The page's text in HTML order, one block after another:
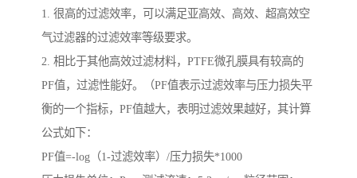
1. 很高的过滤效率，可以满足亚高效、高效、超高效空
气过滤器的过滤效率等级要求。
2. 相比于其他高效过滤材料，PTFE微孔膜具有较高的
PF值，过滤性能好。（PF值表示过滤效率与压力损失平
衡的一个指标，PF值越大，表明过滤效果越好，其计算
公式如下：
PF值=-log（1-过滤效率）/压力损失*1000